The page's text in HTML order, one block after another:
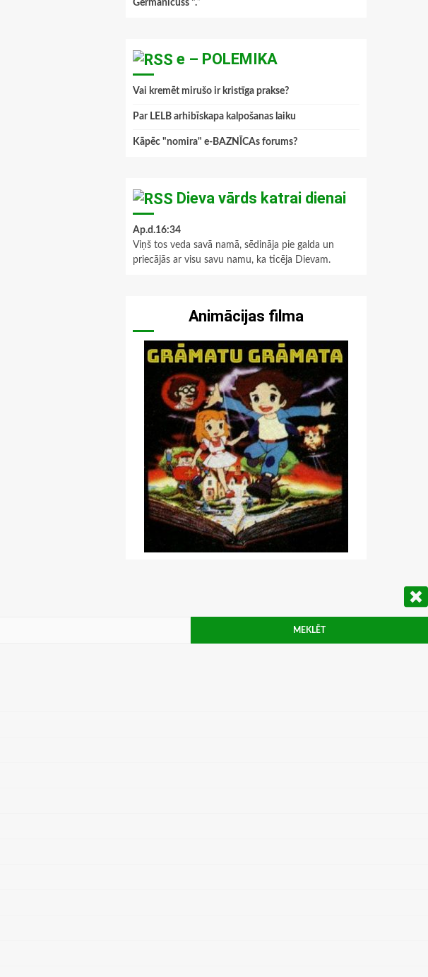
Germanicuss ".”
e – POLEMIKA
Vai kremēt mirušo ir kristīga prakse?
Par LELB arhibīskapa kalpošanas laiku
Kāpēc "nomira" e-BAZNĪCAs forums?
Dieva vārds katrai dienai
Ap.d.16:34
Viņš tos veda savā namā, sēdināja pie galda un
priecājās ar visu savu namu, ka ticēja Dievam.
Animācijas filma